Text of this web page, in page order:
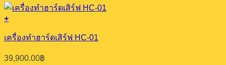
+
เครื่องทำฮาร์ดเสิร์ฟ HC-01
39,900.00฿